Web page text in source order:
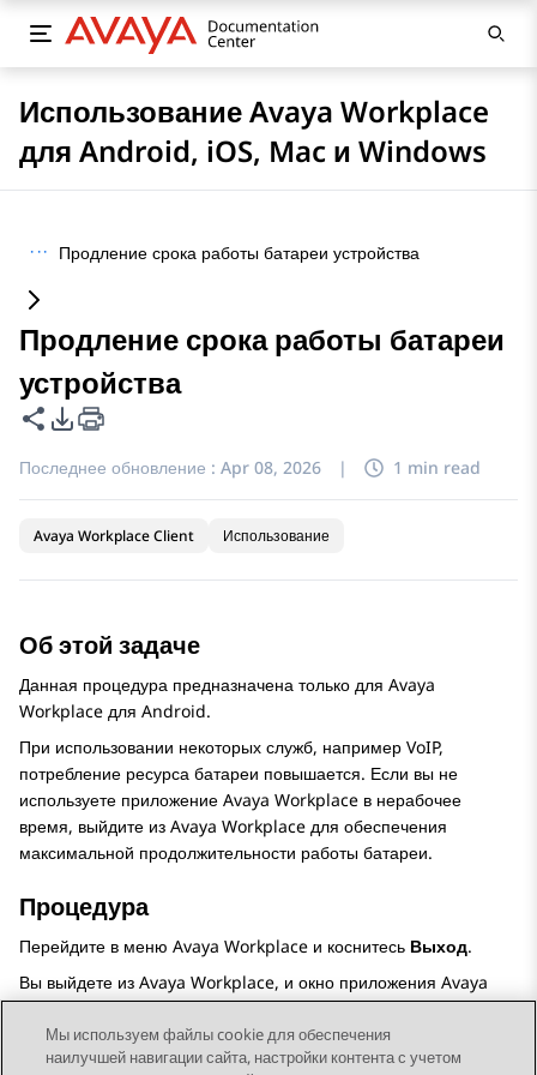
Использование Avaya Workplace
для Android, iOS, Mac и Windows
··· Продление срока работы батареи устройства
Продление срока работы батареи
устройства
Поделиться этой страницей
Параметры экспорта PDF
Последнее обновление : Apr 08, 2026 | 1 min read
Avaya Workplace Client Использование
Об этой задаче
Данная процедура предназначена только для Avaya
Workplace для Android.
При использовании некоторых служб, например VoIP,
потребление ресурса батареи повышается. Если вы не
используете приложение Avaya Workplace в нерабочее
время, выйдите из Avaya Workplace для обеспечения
максимальной продолжительности работы батареи.
Процедура
Перейдите в меню Avaya Workplace и коснитесь Выход.
Вы выйдете из Avaya Workplace, и окно приложения Avaya
Workplaceбудет закрыто.
Мы используем файлы cookie для обеспечения
наилучшей навигации сайта, настройки контента с учетом